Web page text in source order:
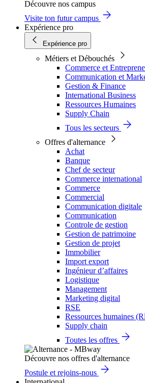
Découvre nos campus
Visite ton futur campus
Expérience pro
Expérience pro
Métiers et Débouchés
Commerce et
Communication et
Gestion & Finance
International Business
Ressources Humaines
Supply Chain
Tous les secteurs
Offres d'alternance
Achat
Banque
Chef de secteur
Commerce international
Commerce
Commercial
Communication digitale
Communication
Controle de gestion
Gestion de patrimoine
Gestion de projet
Immobilier
Import export
Ingénieur d’affaires
Logistique
Management
Marketing digital
RSE
Ressources humaines
Supply chain
Toutes les offres
Découvre nos offres d'alternance
Postule et rejoins-nous